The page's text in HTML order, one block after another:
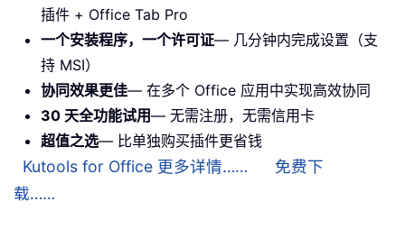
插件 + Office Tab Pro
一个安装程序，一个许可证— 几分钟内完成设置（支
持 MSI）
协同效果更佳— 在多个 Office 应用中实现高效协同
30 天全功能试用— 无需注册，无需信用卡
超值之选— 比单独购买插件更省钱
Kutools for Office 更多详情……
免费下
载……